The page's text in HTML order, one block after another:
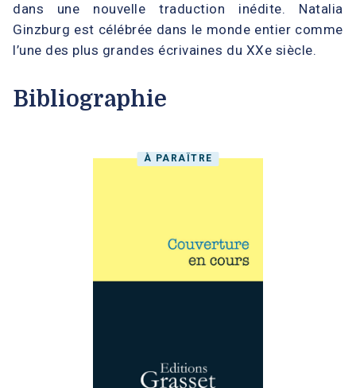
dans une nouvelle traduction inédite. Natalia
Ginzburg est célébrée dans le monde entier comme
l’une des plus grandes écrivaines du XXe siècle.
Bibliographie
À PARAÎTRE